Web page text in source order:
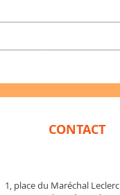
CONTACT
1, place du Maréchal Leclerc